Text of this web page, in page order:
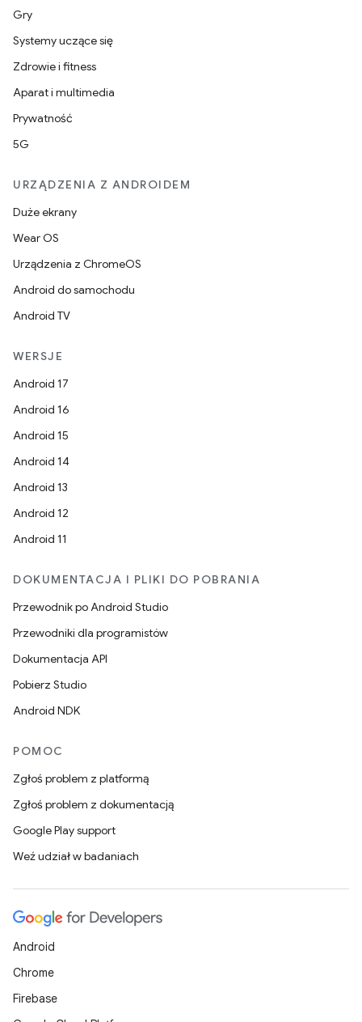
Gry
Systemy uczące się
Zdrowie i fitness
Aparat i multimedia
Prywatność
5G
URZĄDZENIA Z ANDROIDEM
Duże ekrany
Wear OS
Urządzenia z ChromeOS
Android do samochodu
Android TV
WERSJE
Android 17
Android 16
Android 15
Android 14
Android 13
Android 12
Android 11
DOKUMENTACJA I PLIKI DO POBRANIA
Przewodnik po Android Studio
Przewodniki dla programistów
Dokumentacja API
Pobierz Studio
Android NDK
POMOC
Zgłoś problem z platformą
Zgłoś problem z dokumentacją
Google Play support
Weź udział w badaniach
Android
Chrome
Firebase